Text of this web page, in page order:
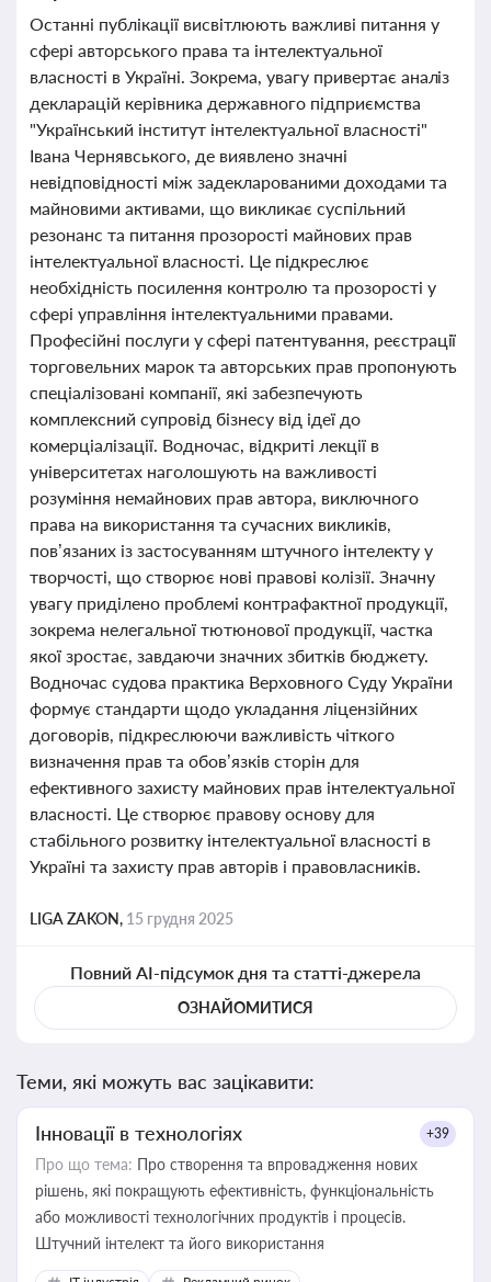
Останні публікації висвітлюють важливі питання у
сфері авторського права та інтелектуальної
власності в Україні. Зокрема, увагу привертає аналіз
декларацій керівника державного підприємства
"Український інститут інтелектуальної власності"
Івана Чернявського, де виявлено значні
невідповідності між задекларованими доходами та
майновими активами, що викликає суспільний
резонанс та питання прозорості майнових прав
інтелектуальної власності. Це підкреслює
необхідність посилення контролю та прозорості у
сфері управління інтелектуальними правами.
Професійні послуги у сфері патентування, реєстрації
торговельних марок та авторських прав пропонують
спеціалізовані компанії, які забезпечують
комплексний супровід бізнесу від ідеї до
комерціалізації. Водночас, відкриті лекції в
університетах наголошують на важливості
розуміння немайнових прав автора, виключного
права на використання та сучасних викликів,
пов’язаних із застосуванням штучного інтелекту у
творчості, що створює нові правові колізії. Значну
увагу приділено проблемі контрафактної продукції,
зокрема нелегальної тютюнової продукції, частка
якої зростає, завдаючи значних збитків бюджету.
Водночас судова практика Верховного Суду України
формує стандарти щодо укладання ліцензійних
договорів, підкреслюючи важливість чіткого
визначення прав та обов’язків сторін для
ефективного захисту майнових прав інтелектуальної
власності. Це створює правову основу для
стабільного розвитку інтелектуальної власності в
Україні та захисту прав авторів і правовласників.
LIGA ZAKON, 15 грудня 2025
Повний AI-підсумок дня та статті-джерела
ОЗНАЙОМИТИСЯ
Теми, які можуть вас зацікавити:
Інновації в технологіях +39
Про що тема: Про створення та впровадження нових
рішень, які покращують ефективність, функціональність
або можливості технологічних продуктів і процесів.
Штучний інтелект та його використання